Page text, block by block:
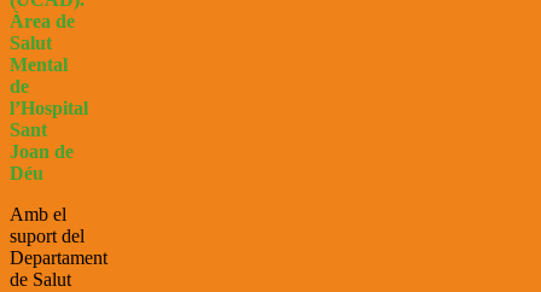
Àrea de
Salut
Mental
de
l’Hospital
Sant
Joan de
Déu
Amb el
suport del
Departament
de Salut